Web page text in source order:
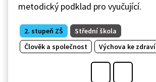
metodický podklad pro vyučující.
2. stupeň ZŠ
Střední škola
Člověk a společnost
Výchova ke zdraví